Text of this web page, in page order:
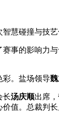
慧碰撞与技艺
事的影响力与
彩。盐场领导
长汤庆顺出席
值。总裁判